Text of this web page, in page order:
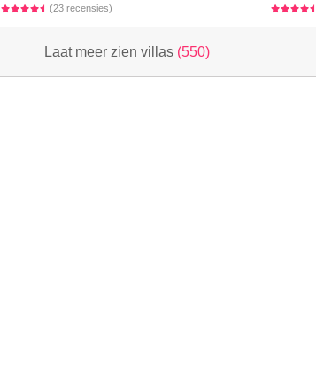
(23 recensies)
Laat meer zien villas (550)